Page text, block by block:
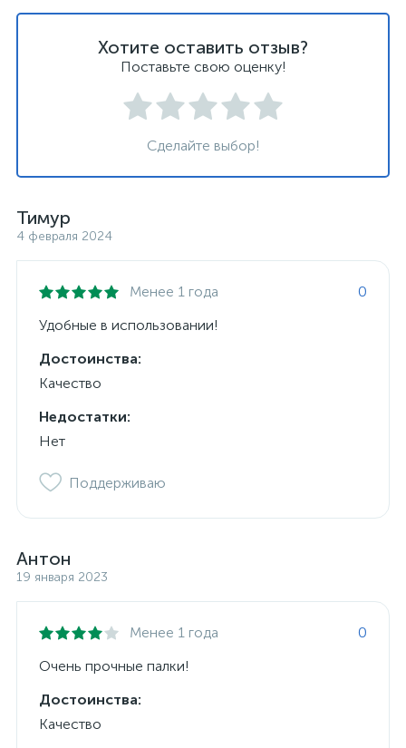
Хотите оставить отзыв?
Поставьте свою оценку!
Сделайте выбор!
Тимур
4 февраля 2024
Менее 1 года
0
Удобные в использовании!
Достоинства:
Качество
Недостатки:
Нет
Поддерживаю
Антон
19 января 2023
Менее 1 года
0
Очень прочные палки!
Достоинства:
Качество